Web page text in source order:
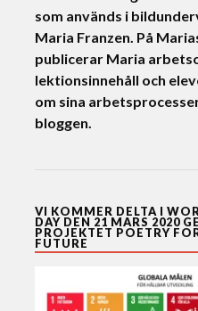
som används i
Maria Franzen. På
publicerar Maria
lektionsinnehåll och
om sina
bloggen.
VI KOMMER DELTA I
DAY DEN 21 MARS 2020
PROJEKTET POETRY
FUTURE